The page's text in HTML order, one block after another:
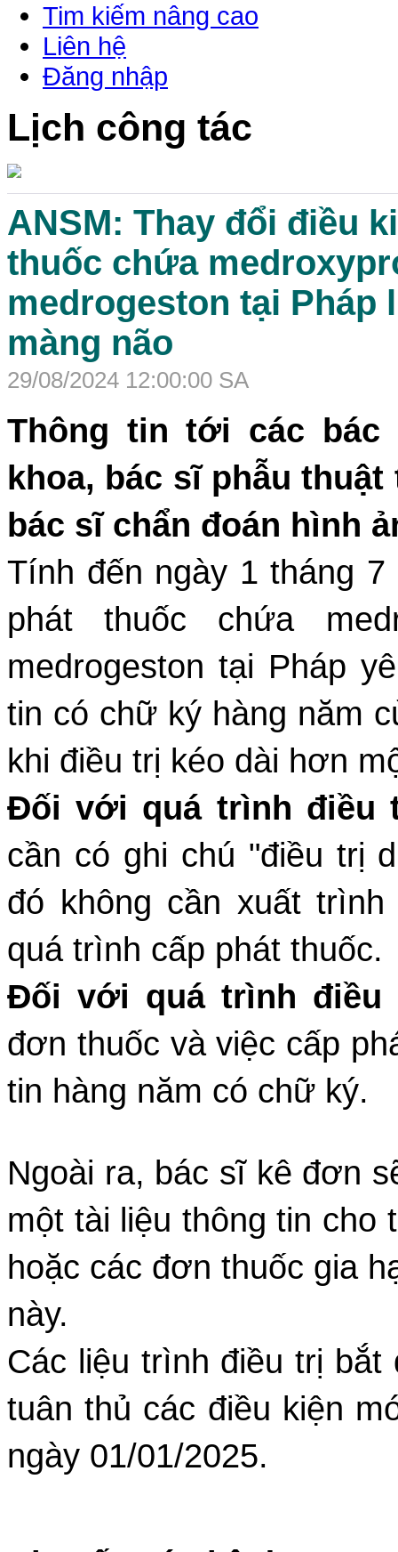
Tim kiếm nâng cao
Liên hệ
Đăng nhập
Lịch công tác
ANSM: Thay đổi điều
thuốc chứa
medrogeston tại Pháp
màng não
29/08/2024 12:00:00 SA
Thông tin tới các
khoa, bác sĩ phẫu
bác sĩ chẩn đoán hình
Tính đến ngày 1 tháng
phát thuốc chứa
medrogeston tại Pháp
tin có chữ ký hàng năm
khi điều trị kéo dài hơn
Đối với quá trình điều
cần có ghi chú "điều trị
đó không cần xuất
quá trình cấp phát thuốc.
Đối với quá trình
đơn thuốc và việc cấp
tin hàng năm có chữ ký.
Ngoài ra, bác sĩ kê đơn
một tài liệu thông tin cho
hoặc các đơn thuốc gia
này.
Các liệu trình điều trị
tuân thủ các điều kiện
ngày 01/01/2025.